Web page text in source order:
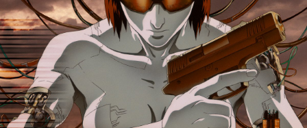
CONTACT PRIVACY POLICY